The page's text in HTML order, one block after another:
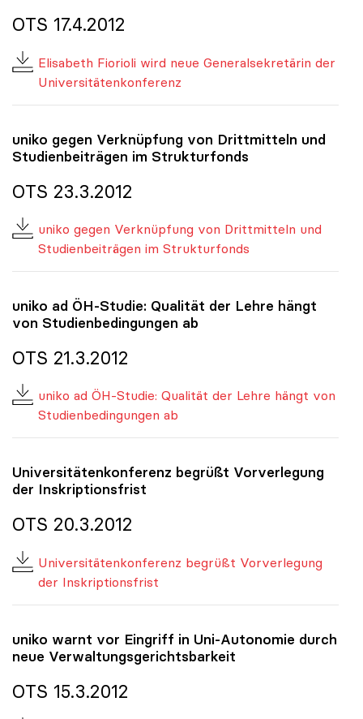
OTS 17.4.2012
Elisabeth Fiorioli wird neue Generalsekretärin der
Universitätenkonferenz
uniko gegen Verknüpfung von Drittmitteln und
Studienbeiträgen im Strukturfonds
OTS 23.3.2012
uniko gegen Verknüpfung von Drittmitteln und
Studienbeiträgen im Strukturfonds
uniko ad ÖH-Studie: Qualität der Lehre hängt
von Studienbedingungen ab
OTS 21.3.2012
uniko ad ÖH-Studie: Qualität der Lehre hängt von
Studienbedingungen ab
Universitätenkonferenz begrüßt Vorverlegung
der Inskriptionsfrist
OTS 20.3.2012
Universitätenkonferenz begrüßt Vorverlegung
der Inskriptionsfrist
uniko warnt vor Eingriff in Uni-Autonomie durch
neue Verwaltungsgerichtsbarkeit
OTS 15.3.2012